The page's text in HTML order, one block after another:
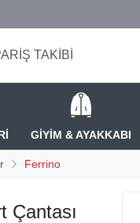
TAKİBİ
GİYİM & AYAKKABI
Ferrino
Çantası